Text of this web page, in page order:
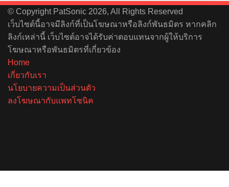
© Copyright PatSonic 2026, All Rights Reserved
เว็บไซต์นี้อาจมีลิงก์ที่เป็นโฆษณาหรือลิงก์พันธมิตร หากคลิก
ลิงก์เหล่านี้ เว็บไซต์อาจได้รับค่าตอบแทนจากผู้ให้บริการ
โฆษณาหรือพันธมิตรที่เกี่ยวข้อง
Home
เกี่ยวกับเรา
นโยบายความเป็นส่วนตัว
ลงโฆษณากับแพทโซนิค